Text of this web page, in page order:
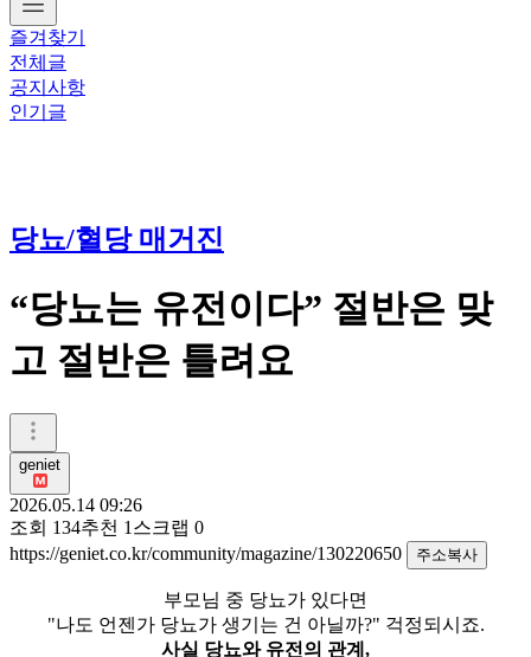
즐겨찾기
전체글
공지사항
인기글
당뇨/혈당 매거진
“당뇨는 유전이다” 절반은 맞
고 절반은 틀려요
geniet
2026.05.14 09:26
조회 134추천 1 스크랩 0
https://geniet.co.kr/community/magazine/130220650
주소복사
부모님 중 당뇨가 있다면
"나도 언젠가 당뇨가 생기는 건 아닐까?" 걱정되시죠.
사실 당뇨와 유전의 관계,